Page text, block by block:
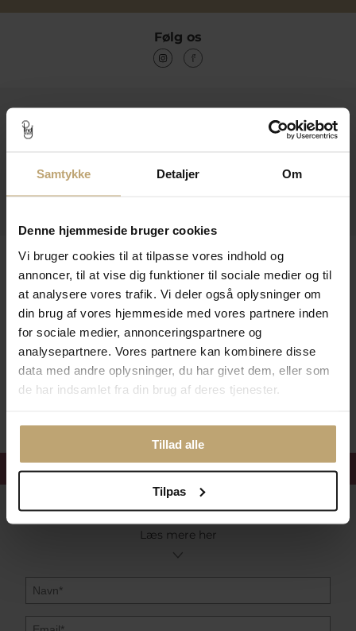
Samtykke Detaljer Om
Denne hjemmeside bruger cookies
Vi bruger cookies til at tilpasse vores indhold og
annoncer, til at vise dig funktioner til sociale medier og til
at analysere vores trafik. Vi deler også oplysninger om
din brug af vores hjemmeside med vores partnere inden
for sociale medier, annonceringspartnere og
analysepartnere. Vores partnere kan kombinere disse
data med andre oplysninger, du har givet dem, eller som
de har indsamlet fra din brug af deres tjenester.
Tillad alle
Tilpas
Følg os
Information
Leveringsmuligheder
Betalingsmuligheder
Sikker Og Tryg E-Handel
Få 15%velkomstrabat
Følg med i vores nyhedsbrev
Læs mere her